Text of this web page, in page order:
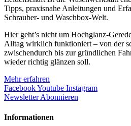
Tipps, praxisnahe Anleitungen und
Schrauber- und Waschbox-Welt.
Hier geht’s nicht um Hochglanz-
Alltag wirklich funktioniert – von der
zwischendurch bis zur gründlichen
wieder richtig glänzen soll.
Mehr erfahren
FacebookYoutube Instagram
Newsletter Abonnieren
Informationen